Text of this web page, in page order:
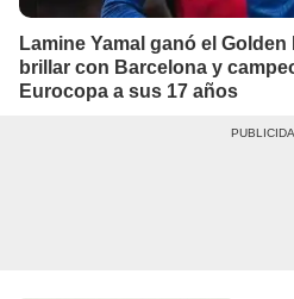
Lamine Yamal ganó el Golden
brillar con Barcelona y
Eurocopa a sus 17 años